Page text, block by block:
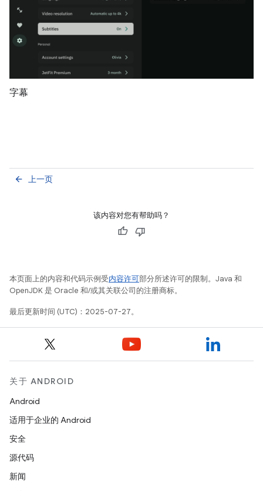
字幕
上一页
arrow_back
该内容对您有帮助吗？
本页面上的内容和代码示例受内容许可部分所述许可的限制。Java 和
OpenJDK 是 Oracle 和/或其关联公司的注册商标。
最后更新时间 (UTC)：2025-07-27。
关于 ANDROID
Android
适用于企业的 Android
安全
源代码
新闻